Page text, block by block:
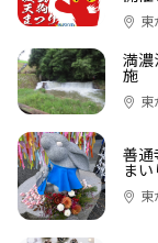
東
満濃
施
東
善通
ま
年1東